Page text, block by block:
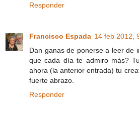
Responder
Francisco Espada 14 feb 2012,
Dan ganas de ponerse a leer de
que cada día te admiro más?
ahora (la anterior entrada) tu
fuerte abrazo.
Responder